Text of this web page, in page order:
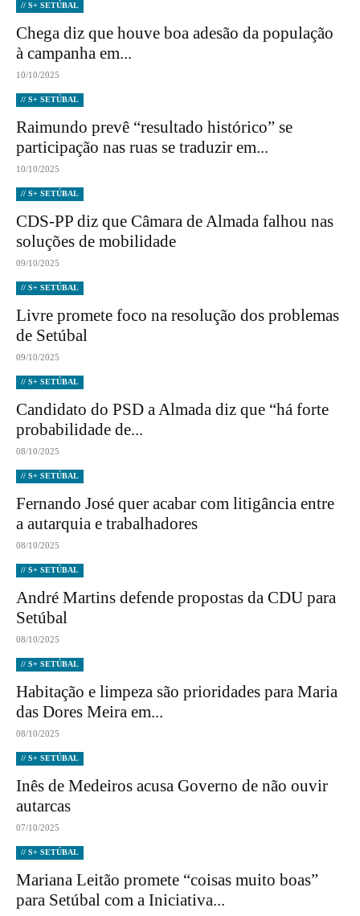
// S+ SETÚBAL
Chega diz que houve boa adesão da população
à campanha em...
10/10/2025
// S+ SETÚBAL
Raimundo prevê “resultado histórico” se
participação nas ruas se traduzir em...
10/10/2025
// S+ SETÚBAL
CDS-PP diz que Câmara de Almada falhou nas
soluções de mobilidade
09/10/2025
// S+ SETÚBAL
Livre promete foco na resolução dos problemas
de Setúbal
09/10/2025
// S+ SETÚBAL
Candidato do PSD a Almada diz que “há forte
probabilidade de...
08/10/2025
// S+ SETÚBAL
Fernando José quer acabar com litigância entre
a autarquia e trabalhadores
08/10/2025
// S+ SETÚBAL
André Martins defende propostas da CDU para
Setúbal
08/10/2025
// S+ SETÚBAL
Habitação e limpeza são prioridades para Maria
das Dores Meira em...
08/10/2025
// S+ SETÚBAL
Inês de Medeiros acusa Governo de não ouvir
autarcas
07/10/2025
// S+ SETÚBAL
Mariana Leitão promete “coisas muito boas”
para Setúbal com a Iniciativa...